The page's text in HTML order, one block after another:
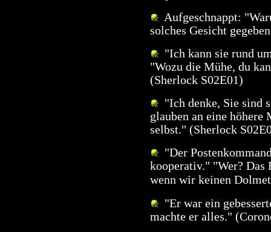
Aufgeschnappt:
solches Gesicht
"Ich kann sie rund
"Wozu die Mühe, du
(Sherlock S02E01)
"Ich denke, Sie sind
glauben an eine
selbst." (Sherlock
"Der
kooperativ." "Wer? Das
wenn wir keinen
"Er war ein
machte er alles."